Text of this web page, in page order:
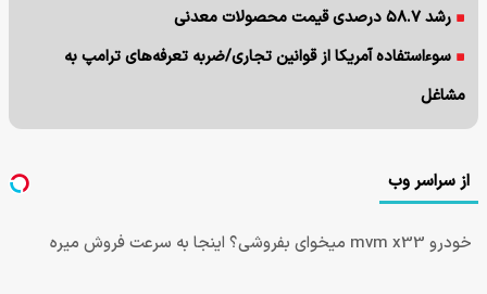
رشد ۵۸.۷ درصدی قیمت محصولات معدنی
سوءاستفاده آمریکا از قوانین تجاری/ضربه تعرفه‌های ترامپ به
مشاغل
از سراسر وب
خودرو mvm x33 میخوای بفروشی؟ اینجا به سرعت فروش میره